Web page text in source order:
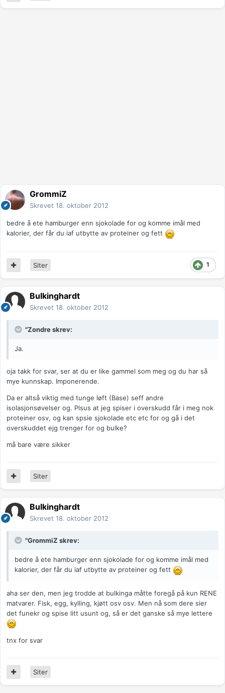
GrommiZ
Skrevet 18. oktober 2012
bedre å ete hamburger enn sjokolade for og komme imål med
kalorier, der får du iaf utbytte av proteiner og fett
1
Siter
Bulkinghardt
Skrevet 18. oktober 2012
"Zondre skrev:
Ja.
oja takk for svar, ser at du er like gammel som meg og du har så
mye kunnskap. Imponerende.
Da er altså viktig med tunge løft (Base) seff andre
isolasjonsøvelser og. Plsus at jeg spiser i overskudd får i meg nok
proteiner osv, og kan spsie sjokolade etc etc for og gå i det
overskuddet ejg trenger for og bulke?
må bare være sikker
Siter
Bulkinghardt
Skrevet 18. oktober 2012
"GrommiZ skrev:
bedre å ete hamburger enn sjokolade for og komme imål med
kalorier, der får du iaf utbytte av proteiner og fett
aha ser den, men jeg trodde at bulkinga måtte foregå på kun RENE
matvarer. Fisk, egg, kylling, kjøtt osv osv. Men nå som dere sier
det funekr og spise litt usunt og, så er det ganske så mye lettere
tnx for svar
Siter